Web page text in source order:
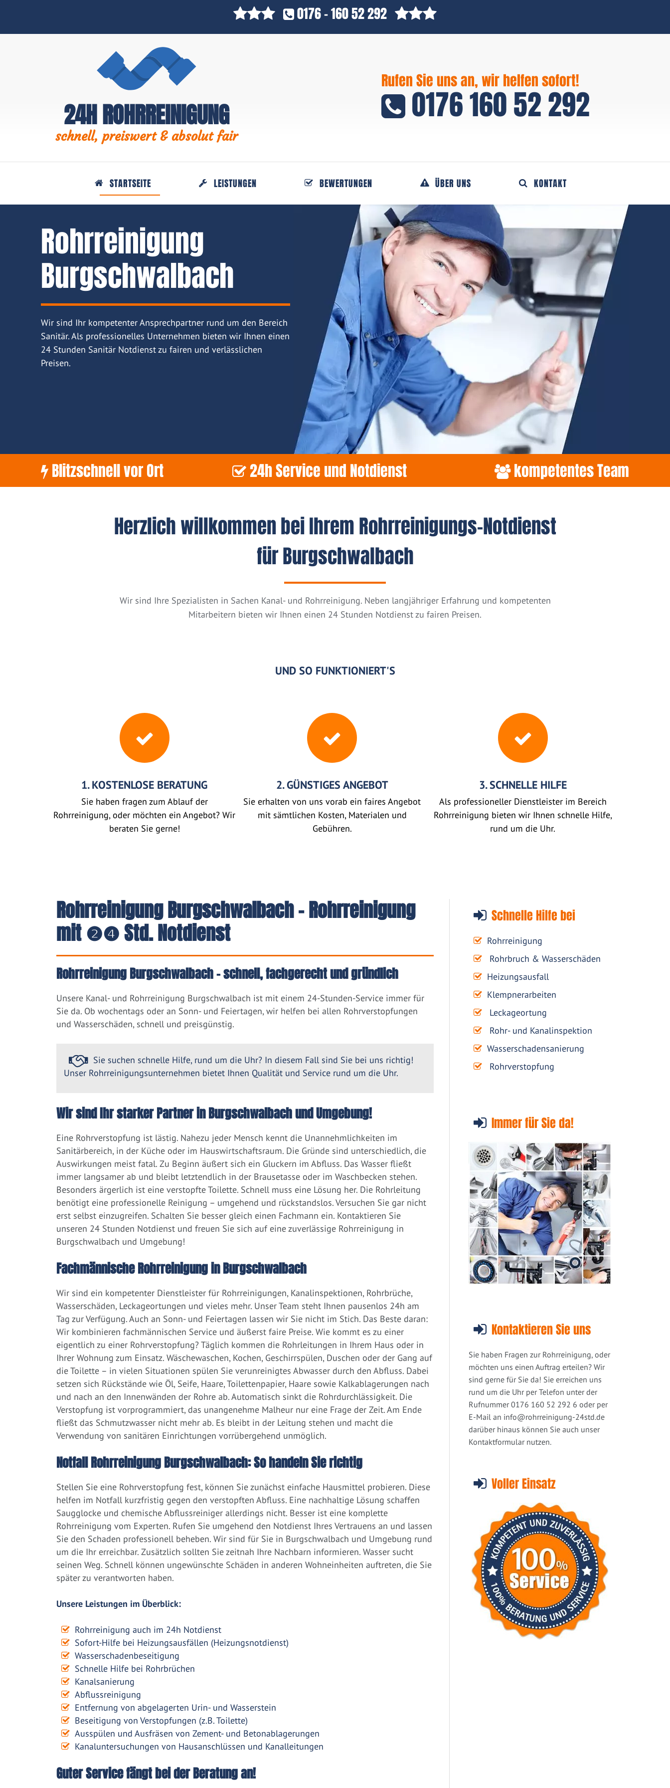
0176 - 160 52 292
Rufen Sie uns an, wir helfen sofort!
0176 160 52 292
24H ROHRREINIGUNG
schnell, preiswert & absolut fair
STARTSEITE LEISTUNGEN BEWERTUNGEN ÜBER UNS KONTAKT
Rohrreinigung
Burgschwalbach
Wir sind Ihr kompetenter Ansprechpartner rund um den Bereich
Sanitär. Als professionelles Unternehmen bieten wir Ihnen einen
24 Stunden Sanitär Notdienst zu fairen und verlässlichen
Preisen.
Blitzschnell vor Ort 24h Service und Notdienst kompetentes Team
Herzlich willkommen bei Ihrem Rohrreinigungs-Notdienst
für Burgschwalbach
Wir sind Ihre Spezialisten in Sachen Kanal- und Rohrreinigung. Neben langjähriger Erfahrung und kompetenten
Mitarbeitern bieten wir Ihnen einen 24 Stunden Notdienst zu fairen Preisen.
UND SO FUNKTIONIERT'S
1. KOSTENLOSE BERATUNG
Sie haben fragen zum Ablauf der
Rohrreinigung, oder möchten ein Angebot? Wir
beraten Sie gerne!
2. GÜNSTIGES ANGEBOT
Sie erhalten von uns vorab ein faires Angebot
mit sämtlichen Kosten, Materialen und
Gebühren.
3. SCHNELLE HILFE
Als professioneller Dienstleister im Bereich
Rohrreinigung bieten wir Ihnen schnelle Hilfe,
rund um die Uhr.
Schnelle Hilfe bei
Rohrreinigung
Rohrbruch & Wasserschäden
Heizungsausfall
Klempnerarbeiten
Leckageortung
Rohr- und Kanalinspektion
Wasserschadensanierung
Rohrverstopfung
Immer für Sie da!
Kontaktieren Sie uns
Sie haben Fragen zur Rohrreinigung, oder
möchten uns einen Auftrag erteilen? Wir
sind gerne für Sie da! Sie erreichen uns
rund um die Uhr per Telefon unter der
Rufnummer 0176 160 52 292 6 oder per
E-Mail an info@rohrreinigung-24std.de
darüber hinaus können Sie auch unser
Kontaktformular nutzen.
Rohrreinigung Burgschwalbach - Rohrreinigung
mit ❷❹ Std. Notdienst
Rohrreinigung Burgschwalbach – schnell, fachgerecht und gründlich
Unsere Kanal- und Rohrreinigung Burgschwalbach ist mit einem 24-Stunden-Service immer für
Sie da. Ob wochentags oder an Sonn- und Feiertagen, wir helfen bei allen Rohrverstopfungen
und Wasserschäden, schnell und preisgünstig.
Sie suchen schnelle Hilfe, rund um die Uhr? In diesem Fall sind Sie bei uns richtig!
Unser Rohrreinigungsunternehmen bietet Ihnen Qualität und Service rund um die Uhr.
Wir sind Ihr starker Partner in Burgschwalbach und Umgebung!
Eine Rohrverstopfung ist lästig. Nahezu jeder Mensch kennt die Unannehmlichkeiten im
Sanitärbereich, in der Küche oder im Hauswirtschaftsraum. Die Gründe sind unterschiedlich, die
Auswirkungen meist fatal. Zu Beginn äußert sich ein Gluckern im Abfluss. Das Wasser fließt
immer langsamer ab und bleibt letztendlich in der Brausetasse oder im Waschbecken stehen.
Besonders ärgerlich ist eine verstopfte Toilette. Schnell muss eine Lösung her. Die Rohrleitung
benötigt eine professionelle Reinigung – umgehend und rückstandslos. Versuchen Sie gar nicht
erst selbst einzugreifen. Schalten Sie besser gleich einen Fachmann ein. Kontaktieren Sie
unseren 24 Stunden Notdienst und freuen Sie sich auf eine zuverlässige Rohrreinigung in
Burgschwalbach und Umgebung!
Fachmännische Rohrreinigung in Burgschwalbach
Wir sind ein kompetenter Dienstleister für Rohrreinigungen, Kanalinspektionen, Rohrbrüche,
Wasserschäden, Leckageortungen und vieles mehr. Unser Team steht Ihnen pausenlos 24h am
Tag zur Verfügung. Auch an Sonn- und Feiertagen lassen wir Sie nicht im Stich. Das Beste daran:
Wir kombinieren fachmännischen Service und äußerst faire Preise. Wie kommt es zu einer
eigentlich zu einer Rohrverstopfung? Täglich kommen die Rohrleitungen in Ihrem Haus oder in
Ihrer Wohnung zum Einsatz. Wäschewaschen, Kochen, Geschirrspülen, Duschen oder der Gang auf
die Toilette – in vielen Situationen spülen Sie verunreinigtes Abwasser durch den Abfluss. Dabei
setzen sich Rückstände wie Öl, Seife, Haare, Toilettenpapier, Haare sowie Kalkablagerungen nach
und nach an den Innenwänden der Rohre ab. Automatisch sinkt die Rohrdurchlässigkeit. Die
Verstopfung ist vorprogrammiert, das unangenehme Malheur nur eine Frage der Zeit. Am Ende
fließt das Schmutzwasser nicht mehr ab. Es bleibt in der Leitung stehen und macht die
Verwendung von sanitären Einrichtungen vorrübergehend unmöglich.
Notfall Rohrreinigung Burgschwalbach: So handeln Sie richtig
Stellen Sie eine Rohrverstopfung fest, können Sie zunächst einfache Hausmittel probieren. Diese
helfen im Notfall kurzfristig gegen den verstopften Abfluss. Eine nachhaltige Lösung schaffen
Saugglocke und chemische Abflussreiniger allerdings nicht. Besser ist eine komplette
Rohrreinigung vom Experten. Rufen Sie umgehend den Notdienst Ihres Vertrauens an und lassen
Sie den Schaden professionell beheben. Wir sind für Sie in Burgschwalbach und Umgebung rund
um die Ihr erreichbar. Zusätzlich sollten Sie zeitnah Ihre Nachbarn informieren. Wasser sucht
seinen Weg. Schnell können ungewünschte Schäden in anderen Wohneinheiten auftreten, die Sie
später zu verantworten haben.
Unsere Leistungen im Überblick:
Rohrreinigung auch im 24h Notdienst
Sofort-Hilfe bei Heizungsausfällen (Heizungsnotdienst)
Wasserschadenbeseitigung
Schnelle Hilfe bei Rohrbrüchen
Kanalsanierung
Abflussreinigung
Entfernung von abgelagerten Urin- und Wasserstein
Beseitigung von Verstopfungen (z.B. Toilette)
Ausspülen und Ausfräsen von Zement- und Betonablagerungen
Kanaluntersuchungen von Hausanschlüssen und Kanalleitungen
Guter Service fängt bei der Beratung an!
Voller Einsatz